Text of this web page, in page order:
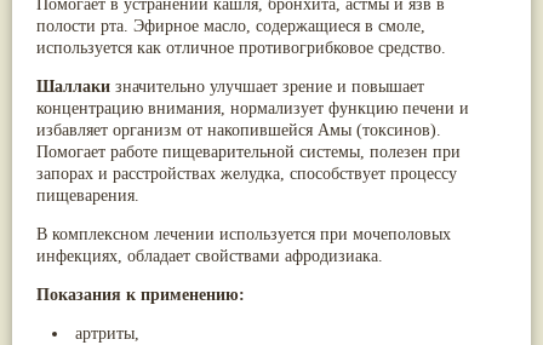
Помогает в устранении кашля, бронхита, астмы и язв в
полости рта. Эфирное масло, содержащиеся в смоле,
используется как отличное противогрибковое средство.
Шаллаки значительно улучшает зрение и повышает
концентрацию внимания, нормализует функцию печени и
избавляет организм от накопившейся Амы (токсинов).
Помогает работе пищеварительной системы, полезен при
запорах и расстройствах желудка, способствует процессу
пищеварения.
В комплексном лечении используется при мочеполовых
инфекциях, обладает свойствами афродизиака.
Показания к применению:
артриты,